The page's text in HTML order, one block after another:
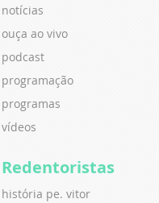
notícias
ouça ao vivo
podcast
programação
programas
vídeos
Redentoristas
história pe. vitor